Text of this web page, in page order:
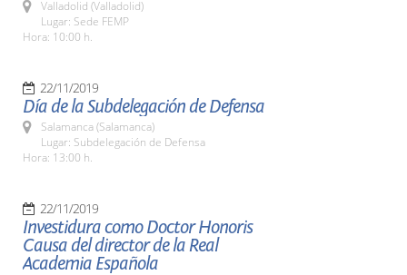
Valladolid (Valladolid)
Lugar: Sede FEMP
Hora: 10:00 h.
22/11/2019
Día de la Subdelegación de Defensa
Salamanca (Salamanca)
Lugar: Subdelegación de Defensa
Hora: 13:00 h.
22/11/2019
Investidura como Doctor Honoris
Causa del director de la Real
Academia Española